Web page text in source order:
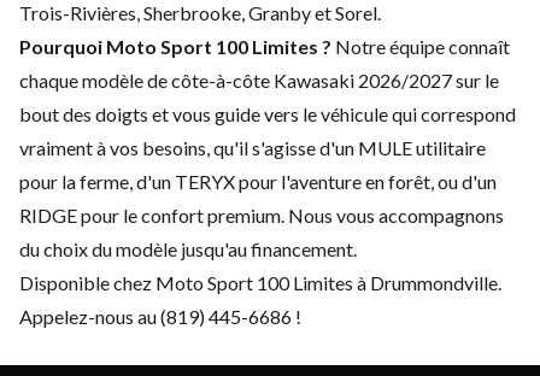
Trois-Rivières, Sherbrooke, Granby et Sorel.
Pourquoi Moto Sport 100 Limites ? Notre équipe connaît
chaque modèle de côte-à-côte Kawasaki 2026/2027 sur le
bout des doigts et vous guide vers le véhicule qui correspond
vraiment à vos besoins, qu'il s'agisse d'un MULE utilitaire
pour la ferme, d'un TERYX pour l'aventure en forêt, ou d'un
RIDGE pour le confort premium. Nous vous accompagnons
du choix du modèle jusqu'au financement.
Disponible chez Moto Sport 100 Limites à Drummondville.
Appelez-nous au (819) 445-6686 !